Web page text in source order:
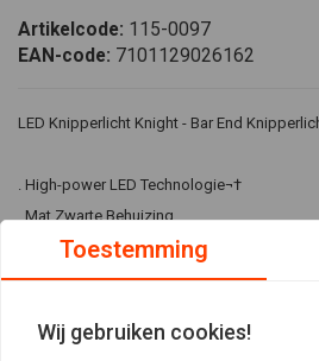
Artikelcode: 115-0097
EAN-code: 7101129026162
LED Knipperlicht Knight - Bar End
. High-power LED Technologie¬†
. Mat Zwarte Behuizing
. Smoke lens¬†
. Plug & Play
Toestemming
Wij gebruiken cookies!